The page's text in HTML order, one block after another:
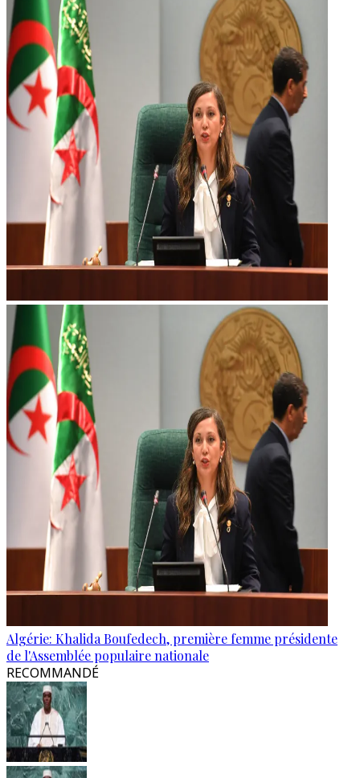
Algérie: Khalida Boufedech, première femme présidente
de l'Assemblée populaire nationale
RECOMMANDÉ